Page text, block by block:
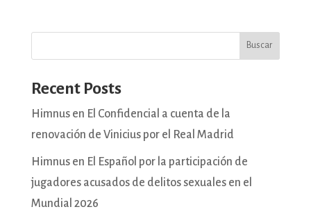
Buscar
Recent Posts
Himnus en El Confidencial a cuenta de la
renovación de Vinicius por el Real Madrid
Himnus en El Español por la participación de
jugadores acusados de delitos sexuales en el
Mundial 2026